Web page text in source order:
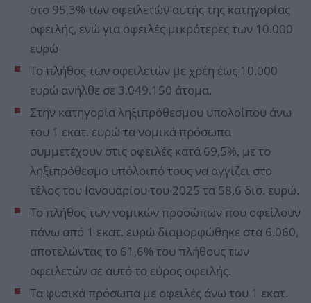
στο 95,3% των οφειλετών αυτής της κατηγορίας
οφειλής, ενώ για οφειλές μικρότερες των 10.000
ευρώ
Το πλήθος των οφειλετών με χρέη έως 10.000
ευρώ ανήλθε σε 3.049.150 άτομα.
Στην κατηγορία ληξιπρόθεσμου υπολοίπου άνω
του 1 εκατ. ευρώ τα νομικά πρόσωπα
συμμετέχουν στις οφειλές κατά 69,5%, με το
ληξιπρόθεσμο υπόλοιπό τους να αγγίζει στο
τέλος του Ιανουαρίου του 2025 τα 58,6 δισ. ευρώ.
Το πλήθος των νομικών προσώπων που οφείλουν
πάνω από 1 εκατ. ευρώ διαμορφώθηκε στα 6.060,
αποτελώντας το 61,6% του πλήθους των
οφειλετών σε αυτό το εύρος οφειλής.
Τα φυσικά πρόσωπα με οφειλές άνω του 1 εκατ.